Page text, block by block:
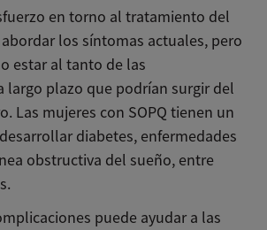
en torno al tratamiento del
abordar los síntomas actuales, pero
estar al tanto de las
largo plazo que podrían surgir del
Las mujeres con SOPQ tienen un
diabetes, enfermedades
obstructiva del sueño, entre
puede ayudar a las